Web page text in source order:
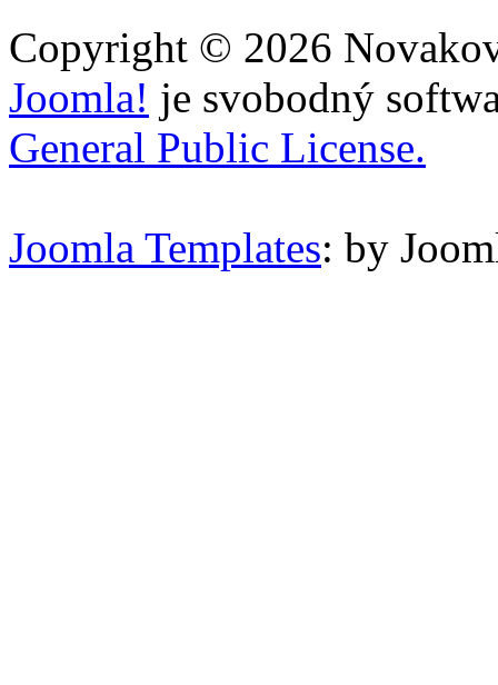
Copyright © 2026
Joomla! je svobodný
General Public License.
Joomla Templates: by